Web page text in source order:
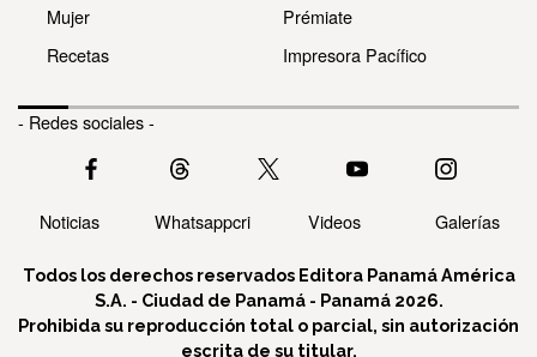
Mujer
Recetas
Prémiate
Impresora Pacífico
- Redes sociales -
Noticias Whatsappcri Videos Galerías
Todos los derechos reservados Editora Panamá América
S.A. - Ciudad de Panamá - Panamá 2026.
Prohibida su reproducción total o parcial, sin autorización
escrita de su titular.